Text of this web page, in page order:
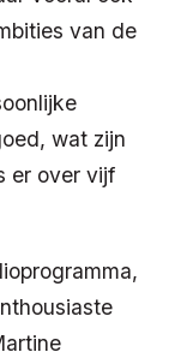
van de
wat zijn
er over vijf